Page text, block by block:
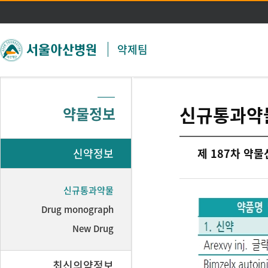
주메뉴 바로가기
본문 바로가기
약제팀
약물정보
신약정보
신규통과약물
Drug monograph
New Drug
신규통과
제 187차 약물